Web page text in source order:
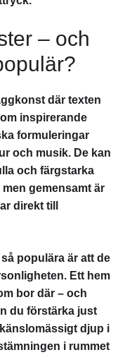
– och
där texten
inspirerande
formuleringar
och musik. De kan
och färgstarka
gemensamt är
direkt till
populära är att de
Ett hem
bor där – och
du förstärka just
djup i
i rummet